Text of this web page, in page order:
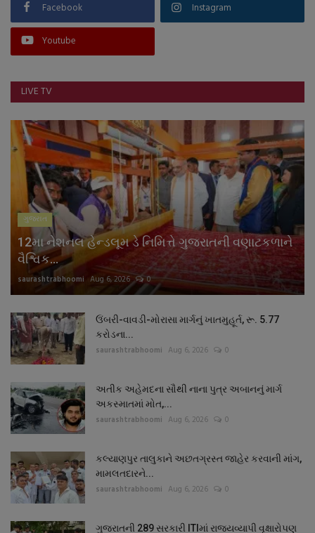
Facebook Instagram
Youtube
LIVE TV
ગુજરાત
12મા નેશનલ હેન્ડલૂમ ડે નિમિત્તે ગુજરાતની વણાટકળાને
વૈશ્વિક...
saurashtrabhoomi Aug 6, 2026 0
ઉંબરી-વાવડી-મોરાસા માર્ગનું ખાતમુહૂર્ત, રૂ. 5.77
કરોડના...
saurashtrabhoomi Aug 6, 2026 0
અતીક અહેમદના સૌથી નાના પુત્ર અબાનનું માર્ગ
અકસ્માતમાં મોત,...
saurashtrabhoomi Aug 6, 2026 0
કલ્યાણપુર તાલુકાને અછતગ્રસ્ત જાહેર કરવાની માંગ,
મામલતદારને...
saurashtrabhoomi Aug 6, 2026 0
ગુજરાતની 289 સરકારી ITIમાં રાજ્યવ્યાપી વૃક્ષારોપણ